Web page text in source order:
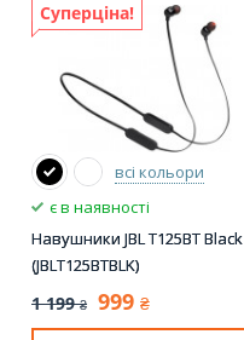
Суперціна!
всі кольори
є в наявності
Навушники JBL T125BT Black
(JBLT125BTBLK)
1 199 ₴ 999 ₴